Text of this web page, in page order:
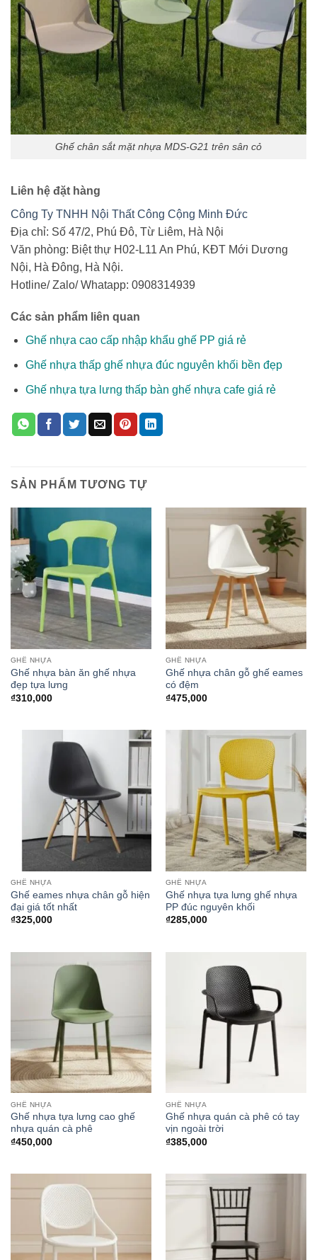
Ghế chân sắt mặt nhựa MDS-G21 trên sân cỏ
Liên hệ đặt hàng
Công Ty TNHH Nội Thất Công Cộng Minh Đức
Địa chỉ: Số 47/2, Phú Đô, Từ Liêm, Hà Nội
Văn phòng: Biệt thự H02-L11 An Phú, KĐT Mới Dương
Nội, Hà Đông, Hà Nội.
Hotline/ Zalo/ Whatapp: 0908314939
Các sản phẩm liên quan
Ghế nhựa cao cấp nhập khẩu ghế PP giá rẻ
Ghế nhựa thấp ghế nhựa đúc nguyên khối bền đẹp
Ghế nhựa tựa lưng thấp bàn ghế nhựa cafe giá rẻ
SẢN PHẨM TƯƠNG TỰ
GHẾ NHỰA
Ghế nhựa bàn ăn ghế nhựa
đẹp tựa lưng
₫310,000
GHẾ NHỰA
Ghế nhựa chân gỗ ghế eames
có đệm
₫475,000
GHẾ NHỰA
Ghế eames nhựa chân gỗ hiện
đại giá tốt nhất
₫325,000
GHẾ NHỰA
Ghế nhựa tựa lưng ghế nhựa
PP đúc nguyên khối
₫285,000
GHẾ NHỰA
Ghế nhựa tựa lưng cao ghế
nhựa quán cà phê
₫450,000
GHẾ NHỰA
Ghế nhựa quán cà phê có tay
vịn ngoài trời
₫385,000